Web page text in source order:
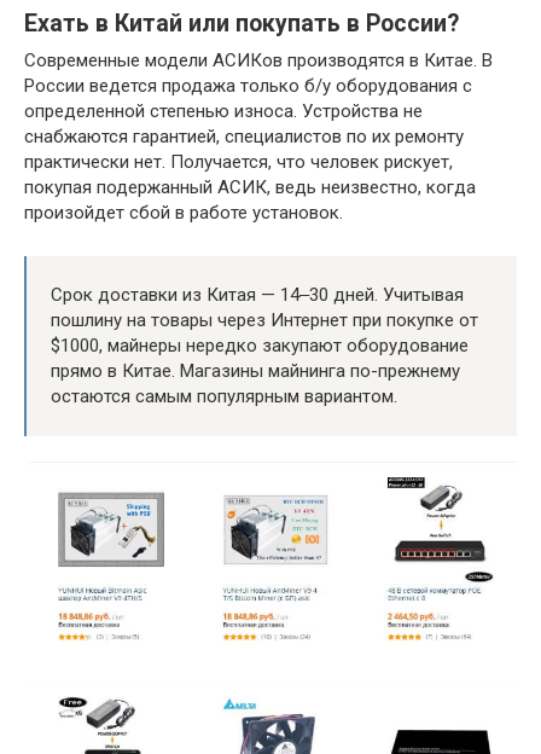
Ехать в Китай или покупать в России?
Современные модели АСИКов производятся в Китае. В
России ведется продажа только б/у оборудования с
определенной степенью износа. Устройства не
снабжаются гарантией, специалистов по их ремонту
практически нет. Получается, что человек рискует,
покупая подержанный АСИК, ведь неизвестно, когда
произойдет сбой в работе установок.
Срок доставки из Китая — 14‒30 дней. Учитывая
пошлину на товары через Интернет при покупке от
$1000, майнеры нередко закупают оборудование
прямо в Китае. Магазины майнинга по-прежнему
остаются самым популярным вариантом.